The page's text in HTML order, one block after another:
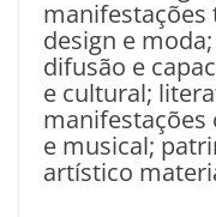
manifestações
design e
difusão e
e cultural;
manifestações
e musical;
artístico